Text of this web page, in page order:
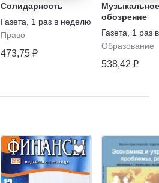
Солидарность
Газета
1 раз в неделю
Право
473,75 ₽
Музыкальное
обозрение
Газета
1 раз
Образование
538,42 ₽